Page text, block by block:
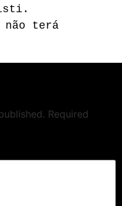
terá
Required